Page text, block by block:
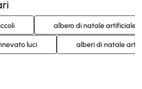
albero di natale artificiale
luci alberi di natale